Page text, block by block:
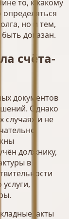
то, к какому
определяться
но и тем,
доказан.
счёта-
документов
Однако
случаях и не
должнику,
в
акты